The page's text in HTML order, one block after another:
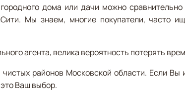
дома или дачи можно
Мы знаем, многие покупатели, часто
агента, велика вероятность потерять
районов Московской области. Если
Ваш выбор.